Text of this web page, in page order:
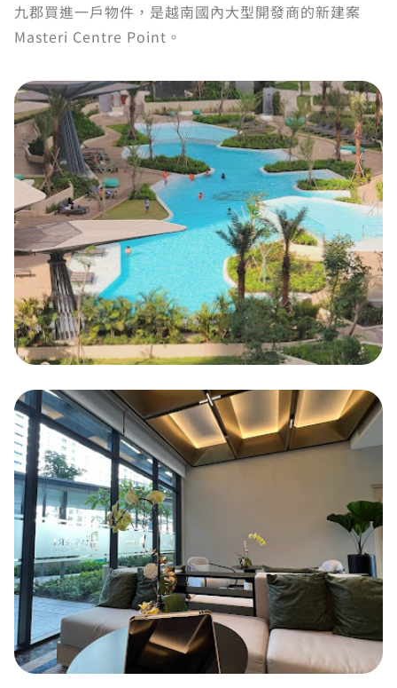
九郡買進一戶物件，是越南國內大型開發商的新建案
Masteri Centre Point。